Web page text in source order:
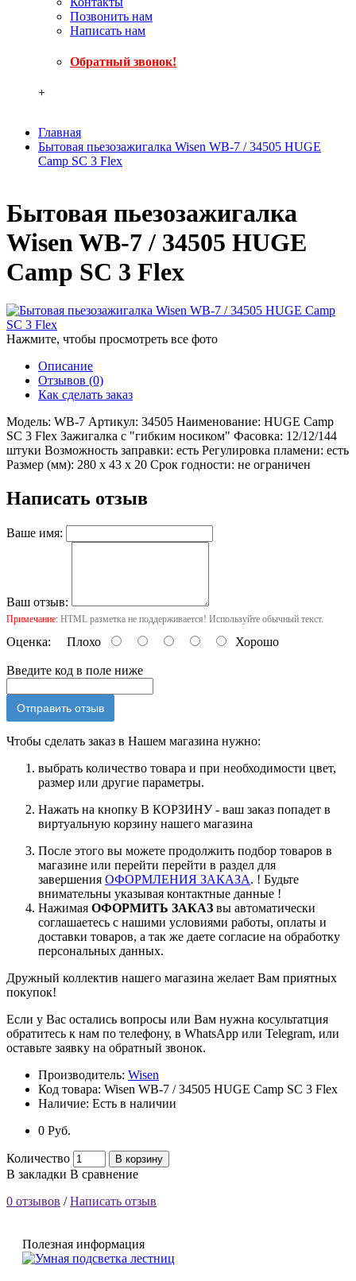
Позвонить нам
Написать нам
Обратный звонок!
+
Главная
Бытовая пьезозажигалка Wisen WB-7 / 34505 HUGE
Camp SC 3 Flex
Бытовая пьезозажигалка
Wisen WB-7 / 34505 HUGE
Camp SC 3 Flex
Нажмите, чтобы просмотреть все фото
Описание
Отзывов (0)
Как сделать заказ
Модель: WB-7 Артикул: 34505 Наименование: HUGE Camp
SC 3 Flex Зажигалка с "гибким носиком" Фасовка: 12/12/144
штуки Возможность заправки: есть Регулировка пламени: есть
Размер (мм): 280 х 43 х 20 Срок годности: не ограничен
Написать отзыв
Ваше имя:
Ваш отзыв:
Примечание: HTML разметка не поддерживается! Используйте обычный текст.
Оценка: Плохо Хорошо
Введите код в поле ниже
Отправить отзыв
Чтобы сделать заказ в Нашем магазина нужно:
выбрать количество товара и при необходимости цвет,
размер или другие параметры.
Нажать на кнопку В КОРЗИНУ - ваш заказ попадет в
виртуальную корзину нашего магазина
После этого вы можете продолжить подбор товаров в
магазине или перейти перейти в раздел для
завершения ОФОРМЛЕНИЯ ЗАКАЗА. ! Будьте
внимательны указывая контактные данные !
Нажимая ОФОРМИТЬ ЗАКАЗ вы автоматически
соглашаетесь с нашими условиями работы, оплаты и
доставки товаров, а так же даете согласие на обработку
персональных данных.
Дружный коллектив нашего магазина желает Вам приятных
покупок!
Если у Вас остались вопросы или Вам нужна косультатция
обратитесь к нам по телефону, в WhatsApp или Telegram, или
оставьте заявку на обратный звонок.
Производитель: Wisen
Код товара: Wisen WB-7 / 34505 HUGE Camp SC 3 Flex
Наличие: Есть в наличии
0 Pуб.
Количество В корзину
В закладки В сравнение
0 отзывов /Написать отзыв
Полезная информация